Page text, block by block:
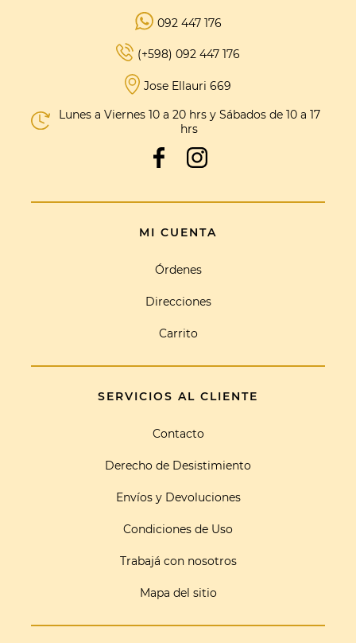
092 447 176
(+598) 092 447 176
Jose Ellauri 669
Lunes a Viernes 10 a 20 hrs y Sábados de 10 a 17
hrs
MI CUENTA
Órdenes
Direcciones
Carrito
SERVICIOS AL CLIENTE
Contacto
Derecho de Desistimiento
Envíos y Devoluciones
Condiciones de Uso
Trabajá con nosotros
Mapa del sitio